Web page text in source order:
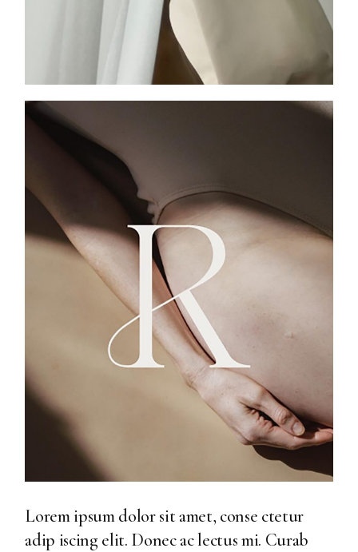
Lorem ipsum dolor sit amet, conse ctetur
adip iscing elit. Donec ac lectus mi. Curab